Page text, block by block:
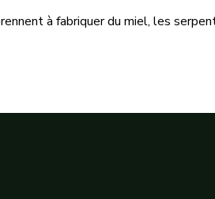
à fabriquer du miel, les